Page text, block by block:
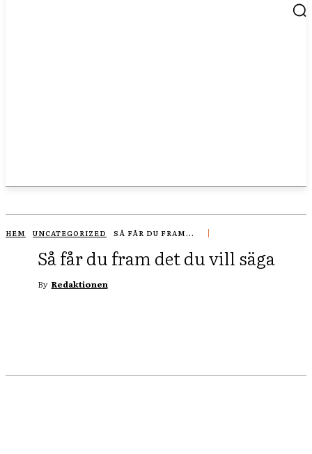
HEM UNCATEGORIZED SÅ FÅR DU FRAM...
Så får du fram det du vill säga
By Redaktionen